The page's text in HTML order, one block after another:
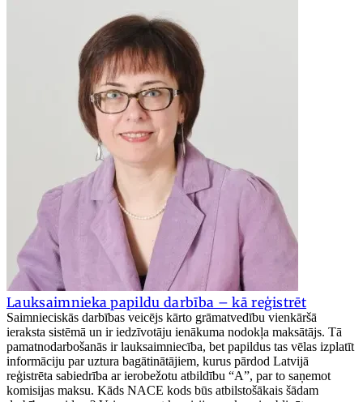
Lauksaimnieka papildu darbība – kā reģistrēt
Saimnieciskās darbības veicējs kārto grāmatvedību vienkāršā
ieraksta sistēmā un ir iedzīvotāju ienākuma nodokļa maksātājs. Tā
pamatnodarbošanās ir lauksaimniecība, bet papildus tas vēlas izplatīt
informāciju par uztura bagātinātājiem, kurus pārdod Latvijā
reģistrēta sabiedrība ar ierobežotu atbildību “A”, par to saņemot
komisijas maksu. Kāds NACE kods būs atbilstošākais šādam